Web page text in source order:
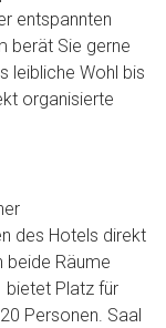
entspannten
berät Sie gerne
leibliche Wohl bis
organisierte
des Hotels direkt
beide Räume
bietet Platz für
Personen. Saal